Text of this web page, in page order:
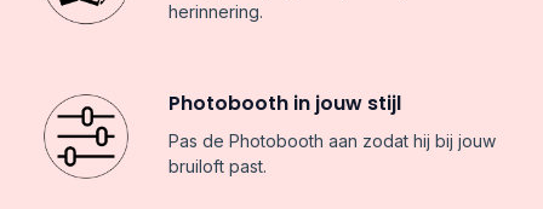
herinnering.
Photobooth in jouw stijl
Pas de Photobooth aan zodat hij bij jouw
bruiloft past.